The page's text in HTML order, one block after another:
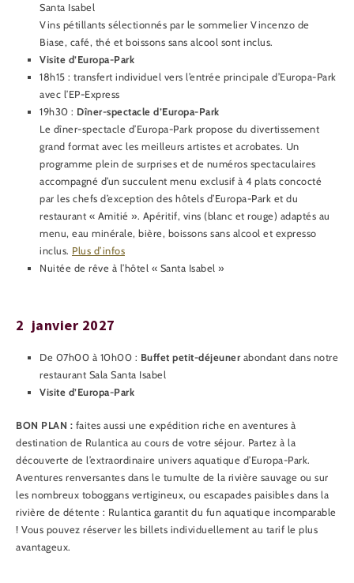
Santa Isabel
Vins pétillants sélectionnés par le sommelier Vincenzo de
Biase, café, thé et boissons sans alcool sont inclus.
Visite d’Europa-Park
18h15 : transfert individuel vers l’entrée principale d’Europa-Park
avec l’EP-Express
19h30 : Dîner-spectacle d’Europa-Park
Le dîner-spectacle d’Europa-Park propose du divertissement
grand format avec les meilleurs artistes et acrobates. Un
programme plein de surprises et de numéros spectaculaires
accompagné d’un succulent menu exclusif à 4 plats concocté
par les chefs d’exception des hôtels d’Europa-Park et du
restaurant « Amitié ». Apéritif, vins (blanc et rouge) adaptés au
menu, eau minérale, bière, boissons sans alcool et expresso
inclus. Plus d’infos
Nuitée de rêve à l’hôtel « Santa Isabel »
2 janvier 2027
De 07h00 à 10h00 : Buffet petit-déjeuner abondant dans notre
restaurant Sala Santa Isabel
Visite d’Europa-Park
BON PLAN : faites aussi une expédition riche en aventures à
destination de Rulantica au cours de votre séjour. Partez à la
découverte de l’extraordinaire univers aquatique d’Europa-Park.
Aventures renversantes dans le tumulte de la rivière sauvage ou sur
les nombreux toboggans vertigineux, ou escapades paisibles dans la
rivière de détente : Rulantica garantit du fun aquatique incomparable
! Vous pouvez réserver les billets individuellement au tarif le plus
avantageux.